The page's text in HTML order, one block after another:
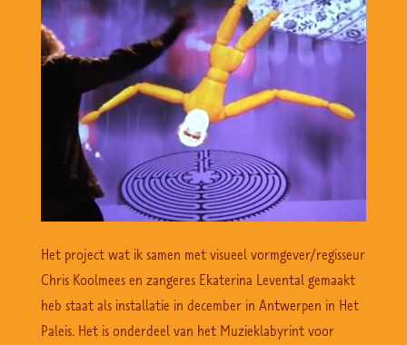
Het project wat ik samen met visueel vormgever/regisseur
Chris Koolmees en zangeres Ekaterina Levental gemaakt
heb staat als installatie in december in Antwerpen in Het
Paleis. Het is onderdeel van het Muzieklabyrint voor